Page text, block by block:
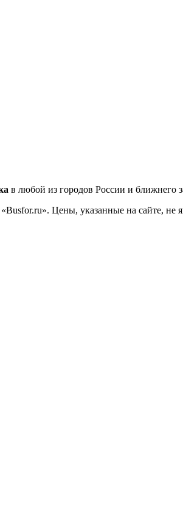
в любой из городов России и ближнего
Цены, указанные на сайте,